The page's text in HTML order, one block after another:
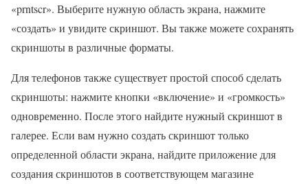
«prntscr». Выберите нужную область экрана, нажмите
«создать» и увидите скриншот. Вы также можете сохранять
скриншоты в различные форматы.
Для телефонов также существует простой способ сделать
скриншоты: нажмите кнопки «включение» и «громкость»
одновременно. После этого найдите нужный скриншот в
галерее. Если вам нужно создать скриншот только
определенной области экрана, найдите приложение для
создания скриншотов в соответствующем магазине